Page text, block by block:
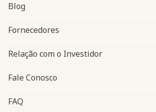
Navegação do rodapé
Blog
Fornecedores
Relação com o Investidor
Fale Conosco
FAQ